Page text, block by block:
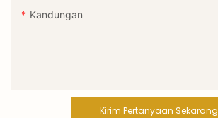
Kandungan
Kirim Pertanyaan Sekarang